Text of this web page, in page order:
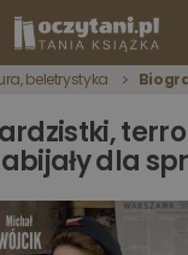
beletrystyka
dla